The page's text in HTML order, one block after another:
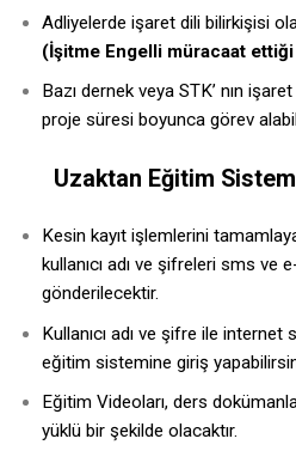
Adliyelerde işaret dili bilirkişisi
(İşitme Engelli müracaat
Bazı dernek veya STK’ nın
proje süresi boyunca görev
Uzaktan Eğitim
Kesin kayıt işlemlerini
kullanıcı adı ve şifreleri sms ve
gönderilecektir.
Kullanıcı adı ve şifre ile
eğitim sistemine giriş
Eğitim Videoları, ders
yüklü bir şekilde olacaktır.